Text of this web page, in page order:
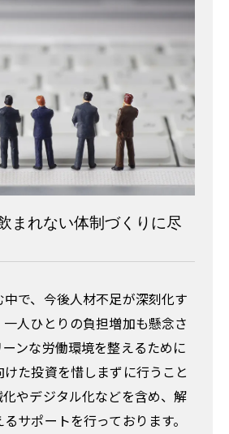
まれない体制づくりに尽
で、今後人材不足が深刻化す
人ひとりの負担増加も懸念さ
ンな労働環境を整えるために
た投資を惜しまずに行うこと
やデジタル化などを含め、解
サポートを行っております。